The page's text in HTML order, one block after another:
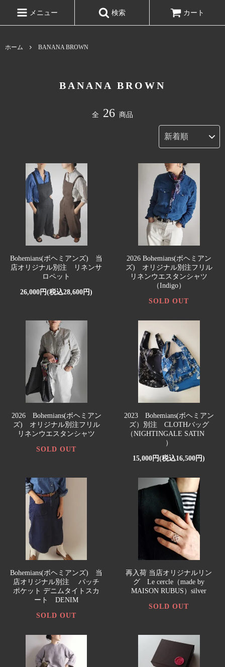
メニュー 検索 カート
ホーム BANANA BROWN
BANANA BROWN
全 26 商品
Bohemians(ボヘミアンズ) 当
店オリジナル別注 リネンサ
ロペット
26,000円(税込28,600円)
2026 Bohemians(ボヘミアン
ズ) オリジナル別注フリル
リネンウエスタンシャツ
（Indigo）
SOLD OUT
2026 Bohemians(ボヘミアン
ズ) オリジナル別注フリル
リネンウエスタンシャツ
SOLD OUT
2023 Bohemians(ボヘミアン
ズ）別注 CLOTHバッグ
（NIGHTINGALE SATIN
）
15,000円(税込16,500円)
Bohemians(ボヘミアンズ) 当
店オリジナル別注 パッチ
ポケット デニムタイトスカ
ート DENIM
SOLD OUT
再入荷 当店オリジナルリン
グ Le cercle（made by
MAISON RUBUS）silver
SOLD OUT